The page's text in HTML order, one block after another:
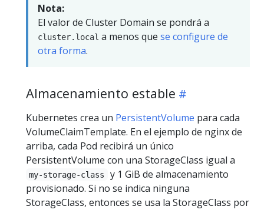
Nota:
El valor de Cluster Domain se pondrá a
cluster.local a menos que se configure de
otra forma.
Almacenamiento estable
Kubernetes crea un PersistentVolume para cada
VolumeClaimTemplate. En el ejemplo de nginx de
arriba, cada Pod recibirá un único
PersistentVolume con una StorageClass igual a
my-storage-class
y 1 GiB de almacenamiento
provisionado. Si no se indica ninguna
StorageClass, entonces se usa la StorageClass por